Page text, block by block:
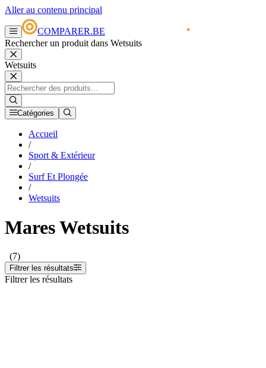
Aller au contenu principal
COMPARER.BE
Rechercher un produit dans Wetsuits
Wetsuits
Catégories
Accueil
/
Sport & Extérieur
/
Surf Et Plongée
/
Wetsuits
Mares Wetsuits
(7)
Filtrer les résultats
Filtrer les résultats